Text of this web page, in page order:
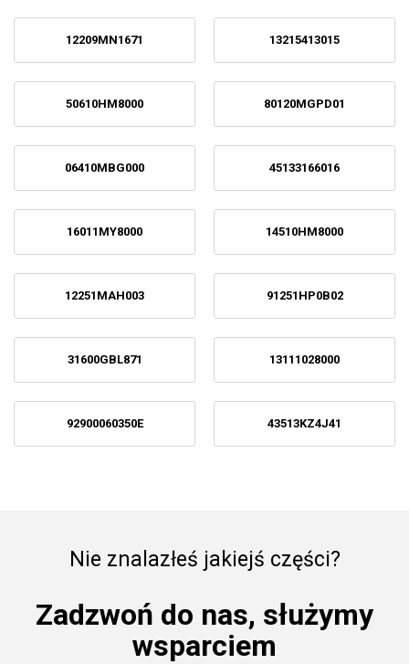
12209MN1671 13215413015
50610HM8000 80120MGPD01
06410MBG000 45133166016
16011MY8000 14510HM8000
12251MAH003 91251HP0B02
31600GBL871 13111028000
92900060350E 43513KZ4J41
Nie znalazłeś jakiejś części?
Zadzwoń do nas, służymy
wsparciem